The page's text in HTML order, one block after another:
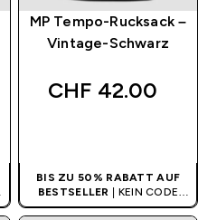
MP Tempo-Rucksack –
Vintage-Schwarz
CHF 42.00‎
BIS ZU 50% RABATT AUF
BESTSELLER
| KEIN CODE
BENÖTIGT